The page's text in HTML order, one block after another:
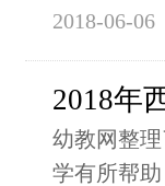
2018-06-06
2018年
幼教网整
学有所帮